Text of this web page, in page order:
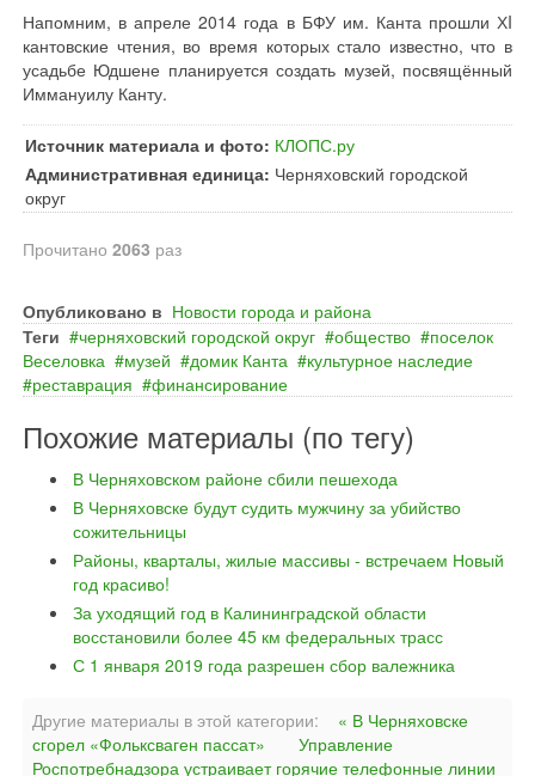
Напомним, в апреле 2014 года в БФУ им. Канта прошли ХI
кантовские чтения, во время которых стало известно, что в
усадьбе Юдшене планируется создать музей, посвящённый
Иммануилу Канту.
Источник материала и фото: КЛОПС.ру
Административная единица: Черняховский городской
округ
Прочитано 2063 раз
Опубликовано в Новости города и района
Теги
черняховский городской округ общество
поселок
Веселовка
музей домик Канта
культурное наследие
реставрация
финансирование
Похожие материалы (по тегу)
В Черняховском районе сбили пешехода
В Черняховске будут судить мужчину за убийство
сожительницы
Районы, кварталы, жилые массивы - встречаем Новый
год красиво!
За уходящий год в Калининградской области
восстановили более 45 км федеральных трасс
С 1 января 2019 года разрешен сбор валежника
Другие материалы в этой категории:
« В Черняховске
сгорел «Фольксваген пассат»
Управление
Роспотребнадзора устраивает горячие телефонные линии